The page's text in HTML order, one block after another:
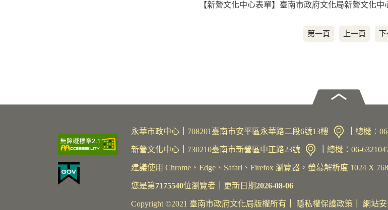
【新營文化中心表單】臺南市政府文化局新營文化
第一頁 上一頁 下
永華市政中心 708201臺南市安平區永華路二段6號13樓 總機
新營文化中心 730210臺南市新營區中正路23號 總機：06-
建議使用 Chrome、Edge、Safari、Firefox 瀏覽器，螢幕解析度 1024 X
您是第7175540位瀏覽者 更新日期2026-08-06
Copyright ©2021 臺南市政府文化局版權所有 隱私權保護政策 網站